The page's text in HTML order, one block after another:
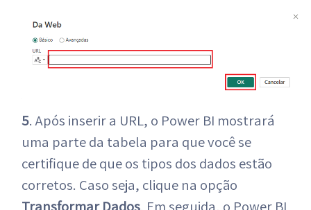
5. Após inserira URL, o Power BI mostrará
uma parte da tabela para que você se
certifique de que os tipos dos dados estão
corretos. Caso seja, clique na opção
Transformar Dados. Em seguida, o Power BI